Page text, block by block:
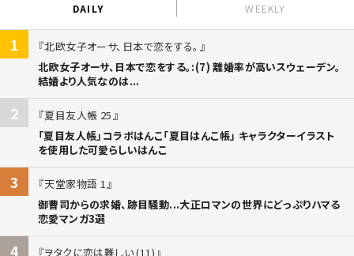
DAILY WEEKLY
1
北欧女子オーサ、日本で恋をする。
北欧女子オーサ、日本で恋をする。:(7) 離婚率が高いスウェーデン。
結婚より人気なのは...
2
夏目友人帳 25
「夏目友人帳」コラボはんこ「夏目はんこ帳」 キャラクターイラスト
を使用した可愛らしいはんこ
3
天堂家物語 1
御曹司からの求婚、跡目騒動...大正ロマンの世界にどっぷりハマる
恋愛マンガ3選
4
ヲタクに恋は難しい (11)